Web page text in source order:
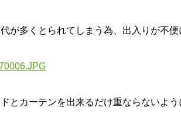
が多くとられてしまう為、出入りが不便
とカーテンを出来るだけ重ならないよう